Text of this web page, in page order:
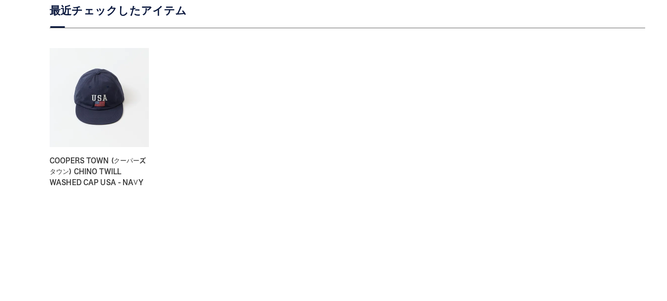
COOPERS TOWN (クーパーズ
タウン) CHINO TWILL
WASHED CAP USA - NAVY